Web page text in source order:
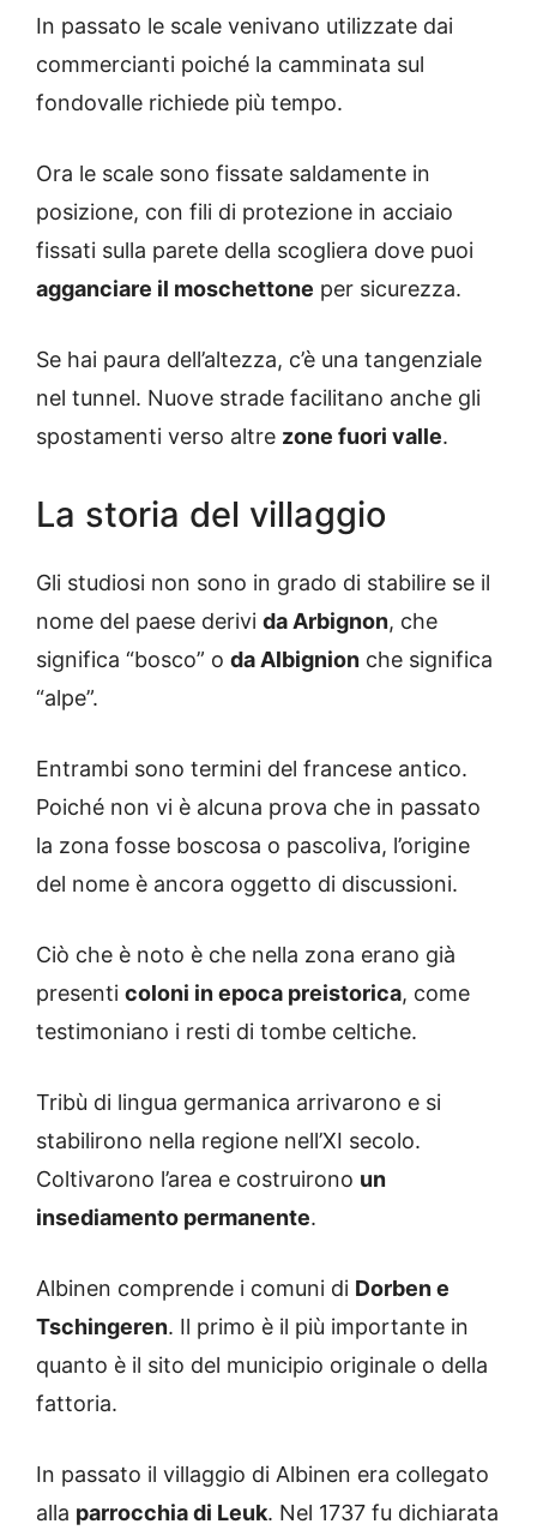
In passato le scale venivano utilizzate dai
commercianti poiché la camminata sul
fondovalle richiede più tempo.
Ora le scale sono fissate saldamente in
posizione, con fili di protezione in acciaio
fissati sulla parete della scogliera dove puoi
agganciare il moschettone per sicurezza.
Se hai paura dell’altezza, c’è una tangenziale
nel tunnel. Nuove strade facilitano anche gli
spostamenti verso altre zone fuori valle.
La storia del villaggio
Gli studiosi non sono in grado di stabilire se il
nome del paese derivi da Arbignon, che
significa “bosco” o da Albignion che significa
“alpe”.
Entrambi sono termini del francese antico.
Poiché non vi è alcuna prova che in passato
la zona fosse boscosa o pascoliva, l’origine
del nome è ancora oggetto di discussioni.
Ciò che è noto è che nella zona erano già
presenti coloni in epoca preistorica, come
testimoniano i resti di tombe celtiche.
Tribù di lingua germanica arrivarono e si
stabilirono nella regione nell’XI secolo.
Coltivarono l’area e costruirono un
insediamento permanente.
Albinen comprende i comuni di Dorben e
Tschingeren. Il primo è il più importante in
quanto è il sito del municipio originale o della
fattoria.
In passato il villaggio di Albinen era collegato
alla parrocchia di Leuk. Nel 1737 fu dichiarata